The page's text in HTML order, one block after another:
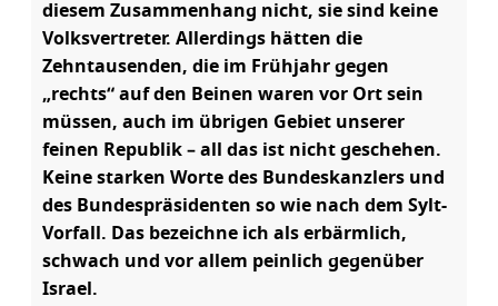
diesem Zusammenhang nicht, sie sind keine
Volksvertreter. Allerdings hätten die
Zehntausenden, die im Frühjahr gegen
„rechts“ auf den Beinen waren vor Ort sein
müssen, auch im übrigen Gebiet unserer
feinen Republik – all das ist nicht geschehen.
Keine starken Worte des Bundeskanzlers und
des Bundespräsidenten so wie nach dem Sylt-
Vorfall. Das bezeichne ich als erbärmlich,
schwach und vor allem peinlich gegenüber
Israel.